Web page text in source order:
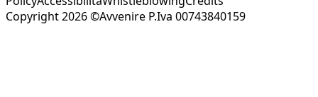
Copyright 2026 ©Avvenire P.Iva 00743840159